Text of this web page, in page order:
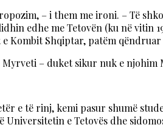
– i them me ironi. – Të
edhe me Tetovën (ku në vitin
e Kombit Shqiptar, patëm
Myrveti – duket sikur nuk e
e të rinj, kemi pasur shumë
Universitetin e Tetovës dhe